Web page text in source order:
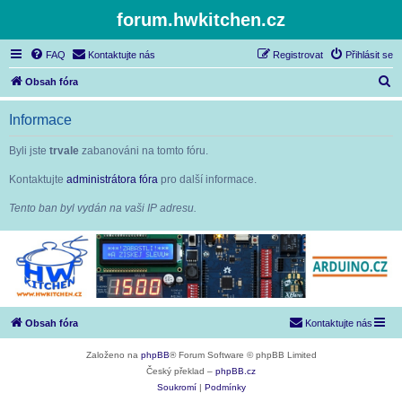
forum.hwkitchen.cz
FAQ Kontaktujte nás Přihlásit se
Registrovat
Obsah fóra
l
Informace
Byli jste trvale zabanováni na tomto fóru.
Kontaktujte administrátora fóra pro další informace.
Tento ban byl vydán na vaši IP adresu.
Obsah fóra Kontaktujte nás
Založeno na phpBB® Forum Software © phpBB Limited
Český překlad – phpBB.cz
Soukromí
Podmínky